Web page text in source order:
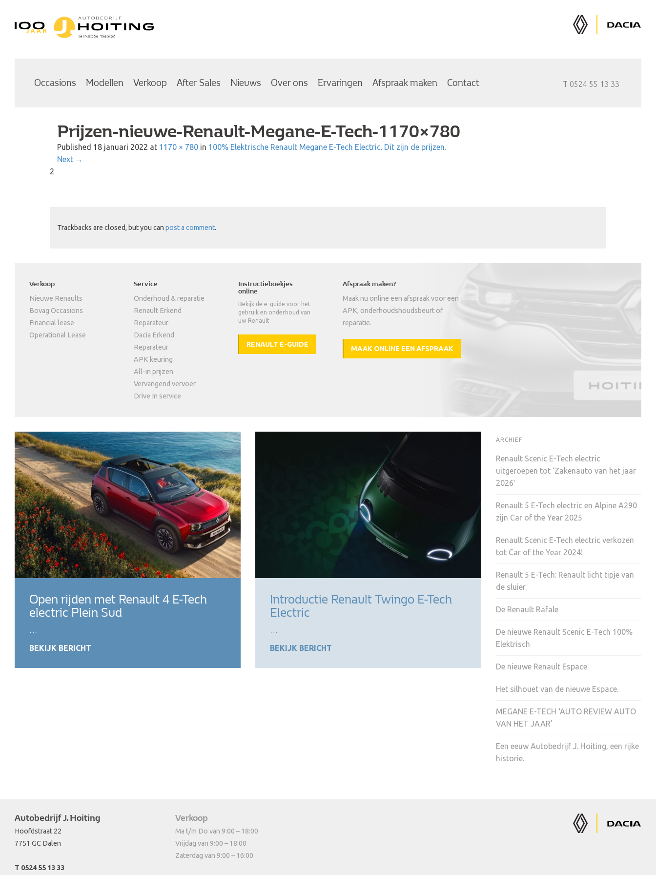
Autobedrijf Hoiting
Dacia
Renault
Auto's
T 0524 55 13 33
Occasions Modellen Verkoop After Sales Nieuws Over ons Ervaringen Afspraak maken Contact
Prijzen-nieuwe-Renault-Megane-E-Tech-1170×780
Published 18 januari 2022 at 1170 × 780 in 100% Elektrische Renault Megane E-Tech Electric. Dit zijn de prijzen.
Next →
2
Trackbacks are closed, but you can post a comment.
Verkoop
Nieuwe Renaults
Bovag Occasions
Financial lease
Operational Lease
Service
Onderhoud & reparatie
Renault Erkend
Reparateur
Dacia Erkend
Reparateur
APK keuring
All-in prijzen
Vervangend vervoer
Drive In service
Instructieboekjes
online
Bekijk de e-guide voor het
gebruik en onderhoud van
uw Renault
RENAULT E-GUIDE
Afspraak maken?
Maak nu online een afspraak voor een
APK, onderhoudshoudsbeurt of
reparatie.
MAAK ONLINE EEN AFSPRAAK
Open rijden met Renault 4 E-Tech
electric Plein Sud
…
BEKIJK BERICHT
Introductie Renault Twingo E-Tech
Electric
…
BEKIJK BERICHT
ARCHIEF
Renault Scenic E-Tech electric
uitgeroepen tot ‘Zakenauto van het jaar
2026′
Renault 5 E-Tech electric en Alpine A290
zijn Car of the Year 2025
Renault Scenic E-Tech electric verkozen
tot Car of the Year 2024!
Renault 5 E-Tech: Renault licht tipje van
de sluier.
De Renault Rafale
De nieuwe Renault Scenic E-Tech 100%
Elektrisch
De nieuwe Renault Espace
Het silhouet van de nieuwe Espace.
MEGANE E-TECH ‘AUTO REVIEW AUTO
VAN HET JAAR’
Een eeuw Autobedrijf J. Hoiting, een rijke
historie.
Autobedrijf J. Hoiting
Hoofdstraat 22
7751 GC Dalen
T 0524 55 13 33
Verkoop
Ma t/m Do van 9:00 – 18:00
Vrijdag van 9:00 – 18:00
Zaterdag van 9:00 – 16:00
Dacia
Renault
Auto's